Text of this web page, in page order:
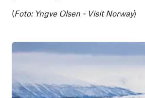
(Foto: Yngve Olsen - Visit Norway)